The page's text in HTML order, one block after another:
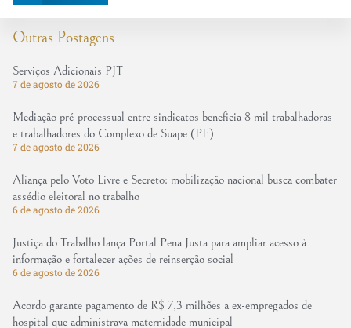
Outras Postagens
Serviços Adicionais PJT
7 de agosto de 2026
Mediação pré-processual entre sindicatos beneficia 8 mil trabalhadoras
e trabalhadores do Complexo de Suape (PE)
7 de agosto de 2026
Aliança pelo Voto Livre e Secreto: mobilização nacional busca combater
assédio eleitoral no trabalho
6 de agosto de 2026
Justiça do Trabalho lança Portal Pena Justa para ampliar acesso à
informação e fortalecer ações de reinserção social
6 de agosto de 2026
Acordo garante pagamento de R$ 7,3 milhões a ex-empregados de
hospital que administrava maternidade municipal